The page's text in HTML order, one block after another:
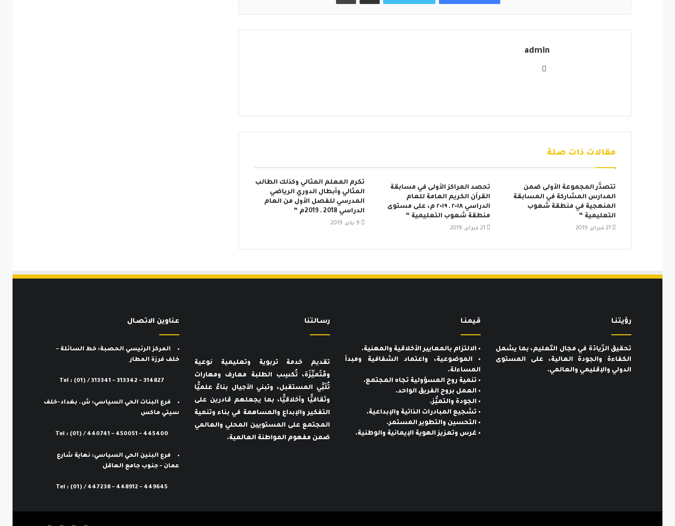
admin
مقالات ذات صلة
تتصدَّر المجموعة الأولى ضمن
المدارس المشاركة في المسابقة
المنهجية في منطقة شعوب
التعليمية “
21 فبراير، 2019
تحصد المراكز الأولى في مسابقة
القرآن الكريم العامة للعام
الدراسي ٢٠١٨ ـ ٢٠١٩ م، على مستوى
منطقة شعوب التعليمية “
21 فبراير، 2019
تكرم المعلم المثالي وكذلك الطالب
المثالي وأبطال الدوري الرياضي
المدرسي للفصل الأول من العام
الدراسي 2018 ـ 2019م “
9 يناير، 2019
رؤيتنـا
تحقيق الرِّيادَة في مجال التَّعليم، بما يشمل
الكفاءة والجودة العالية، على المستوى
الدولي والإقليمي والعالمي.
قيمنـا
٠ الالتزام بالمعايير الأخلاقية والمهنية.
٠ الموضوعية، واعتماد الشفافية ومبدأ
المساءلة.
٠ تنمية روح المسؤولية تجاه المجتمع.
٠ العمل بروح الفريق الواحد.
٠ الجودة والتميُّز.
٠ تشجيع المبادرات الذاتية والإبداعية.
٠ التحسين والتطوير المستمر.
٠ غرس وتعزيز الهوية الإيمانية والوطنية.
رسـالتنا
تقديم خدمة تربوية وتعليمية نوعية
ومُتَميِّزَة، تُكسِب الطلبة معارف ومهارات
تُلَبِّي المستقبل، وتبني الأجيال بناءً علميًّا
وثقافيًّا وأخلاقيًّا، بما يجعلهم قادرين على
التفكير والإبداع والمساهمة في بناء وتنمية
المجتمع على المستويين المحلي والعالمي
ضمن مفهوم المواطنة العالمية.
عناوين الاتصـال
المركز الرئيسي الحصبة: خط السائلة –
خلف فرزة المطار
Tel : (01) / 313341 – 313342 – 314827
فرع البنات الحي السياسي: ش. بغداد-خلف
سيتي ماكس
Tel : (01) / 440741 – 450051 – 445400
فرع البنين الحي السياسي: نهاية شارع
عمان – جنوب جامع العاقل
Tel : (01) / 447238 – 448912 – 449645